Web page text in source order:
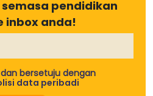
pendidikan
inbox anda!
bersetuju dengan
data peribadi